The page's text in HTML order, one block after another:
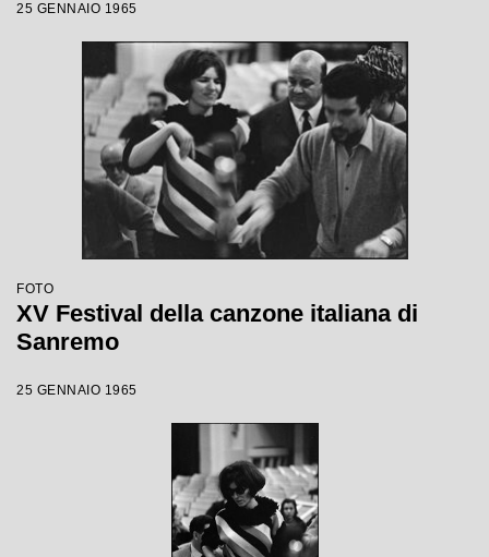
25 GENNAIO 1965
FOTO
XV Festival della canzone italiana di
Sanremo
25 GENNAIO 1965